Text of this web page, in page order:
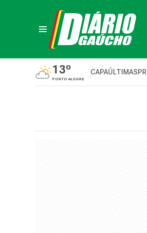
13º
PORTO ALEGRE
CAPAÚLTIMAS